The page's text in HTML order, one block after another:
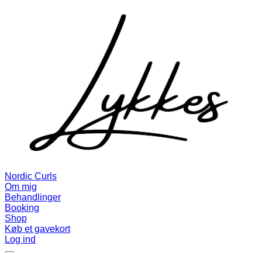
Nordic Curls
Om mig
Behandlinger
Booking
Shop
Køb et gavekort
Log ind